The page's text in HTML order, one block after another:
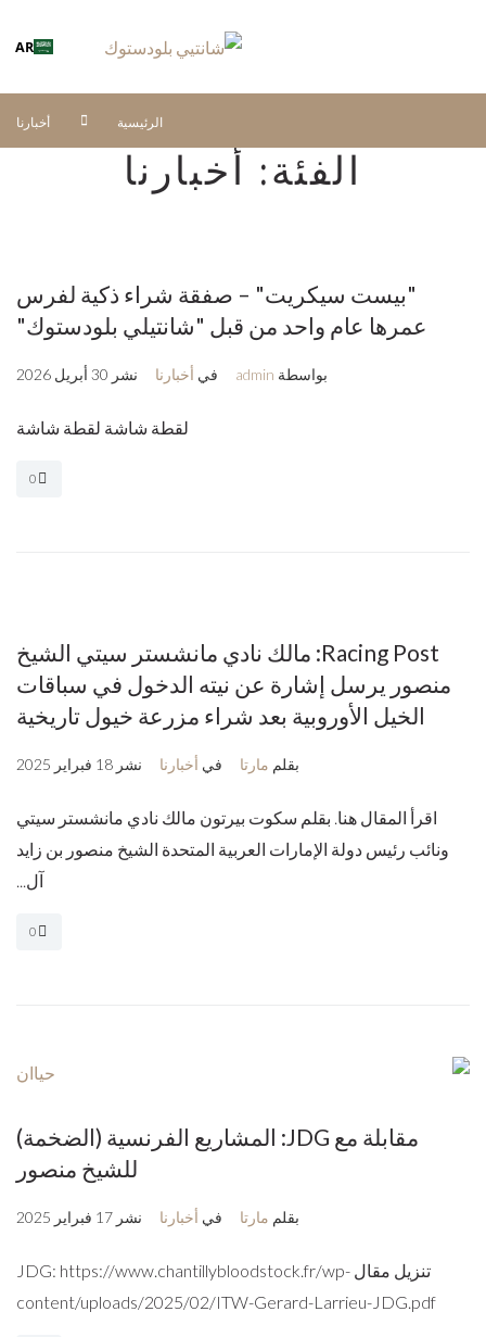
AR
الرئيسية أخبارنا
الفئة: أخبارنا
"بيست سيكريت" – صفقة شراء ذكية لفرس
عمرها عام واحد من قبل "شانتيلي بلودستوك"
بواسطة admin في أخبارنا نشر 30 أبريل 2026
لقطة شاشة لقطة شاشة
Racing Post: مالك نادي مانشستر سيتي الشيخ
منصور يرسل إشارة عن نيته الدخول في سباقات
الخيل الأوروبية بعد شراء مزرعة خيول تاريخية
بقلم مارتا في أخبارنا نشر 18 فبراير 2025
اقرأ المقال هنا. بقلم سكوت بيرتون مالك نادي مانشستر سيتي
ونائب رئيس دولة الإمارات العربية المتحدة الشيخ منصور بن زايد
آل...
مقابلة مع JDG: المشاريع الفرنسية (الضخمة)
للشيخ منصور
بقلم مارتا في أخبارنا نشر 17 فبراير 2025
تنزيل مقال JDG: https://www.chantillybloodstock.fr/wp-
content/uploads/2025/02/ITW-Gerard-Larrieu-JDG.pdf